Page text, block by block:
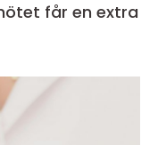
får en extra